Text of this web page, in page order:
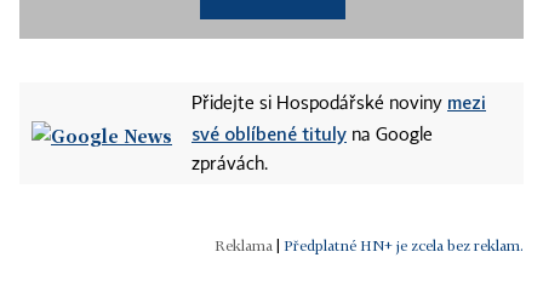
Přidejte si Hospodářské noviny mezi
své oblíbené tituly na Google
zprávách.
Předplatné HN+ je zcela bez reklam.